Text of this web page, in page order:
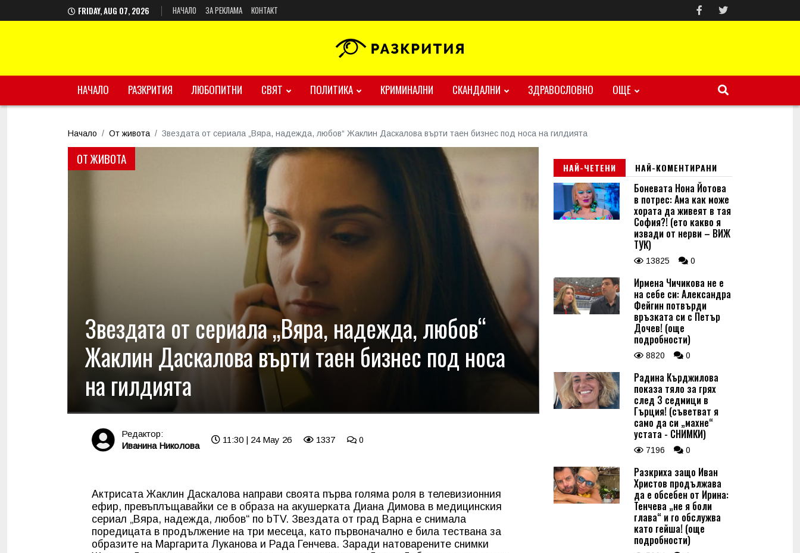
FRIDAY, AUG 07, 2026 НАЧАЛО ЗА РЕКЛАМА КОНТАКТ
НАЧАЛО РАЗКРИТИЯ ЛЮБОПИТНИ СВЯТ ПОЛИТИКА КРИМИНАЛНИ СКАНДАЛНИ ЗДРАВОСЛОВНО ОЩЕ
Начало От живота Звездата от сериала „Вяра, надежда, любов“ Жаклин Даскалова върти таен бизнес под носа на гилдията
ОТ ЖИВОТА
Звездата от сериала „Вяра, надежда, любов“
Жаклин Даскалова върти таен бизнес под носа
на гилдията
Редактор:
Иванина Николова
11:30 | 24 May 26 1337 0
Актрисата Жаклин Даскалова направи своята първа голяма роля в телевизионния
ефир, превъплъщавайки се в образа на акушерката Диана Димова в медицинския
сериал „Вяра, надежда, любов“ по bTV. Звездата от град Варна е снимала
поредицата в продължение на три месеца, като първоначално е била тествана за
образите на Маргарита Луканова и Рада Генчева. Заради натоварените снимки
НАЙ-ЧЕТЕНИ НАЙ-КОМЕНТИРАНИ
Боневата Нона Йотова
в потрес: Ама как може
хората да живеят в тая
София?! (ето какво я
извади от нерви – ВИЖ
ТУК)
13825 0
Ирмена Чичикова не е
на себе си: Александра
Фейгин потвърди
връзката си с Петър
Дочев! (още
подробности)
8820 0
Радина Кърджилова
показа тяло за грях
след 3 седмици в
Гърция! (съветват я
само да си „махне“
устата - СНИМКИ)
7196 0
Разкриха защо Иван
Христов продължава
да е обсебен от Ирина:
Тенчева „не я боли
глава“ и го обслужва
като гейша! (още
подробности)